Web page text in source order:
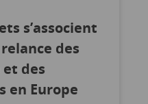
s’associent
des
des
en Europe